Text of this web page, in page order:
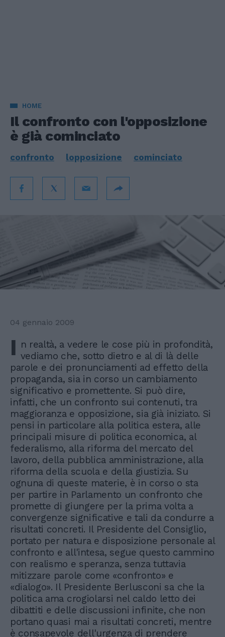
HOME
Il confronto con l'opposizione
è già cominciato
confronto lopposizione cominciato
04 gennaio 2009
I n realtà, a vedere le cose più in profondità,
vediamo che, sotto dietro e al di là delle
parole e dei pronunciamenti ad effetto della
propaganda, sia in corso un cambiamento
significativo e promettente. Si può dire,
infatti, che un confronto sui contenuti, tra
maggioranza e opposizione, sia già iniziato. Si
pensi in particolare alla politica estera, alle
principali misure di politica economica, al
federalismo, alla riforma del mercato del
lavoro, della pubblica amministrazione, alla
riforma della scuola e della giustizia. Su
ognuna di queste materie, è in corso o sta
per partire in Parlamento un confronto che
promette di giungere per la prima volta a
convergenze significative e tali da condurre a
risultati concreti. Il Presidente del Consiglio,
portato per natura e disposizione personale al
confronto e all'intesa, segue questo cammino
con realismo e speranza, senza tuttavia
mitizzare parole come «confronto» e
«dialogo». Il Presidente Berlusconi sa che la
politica ama crogiolarsi nel caldo letto dei
dibattiti e delle discussioni infinite, che non
portano quasi mai a risultati concreti, mentre
è consapevole dell'urgenza di prendere